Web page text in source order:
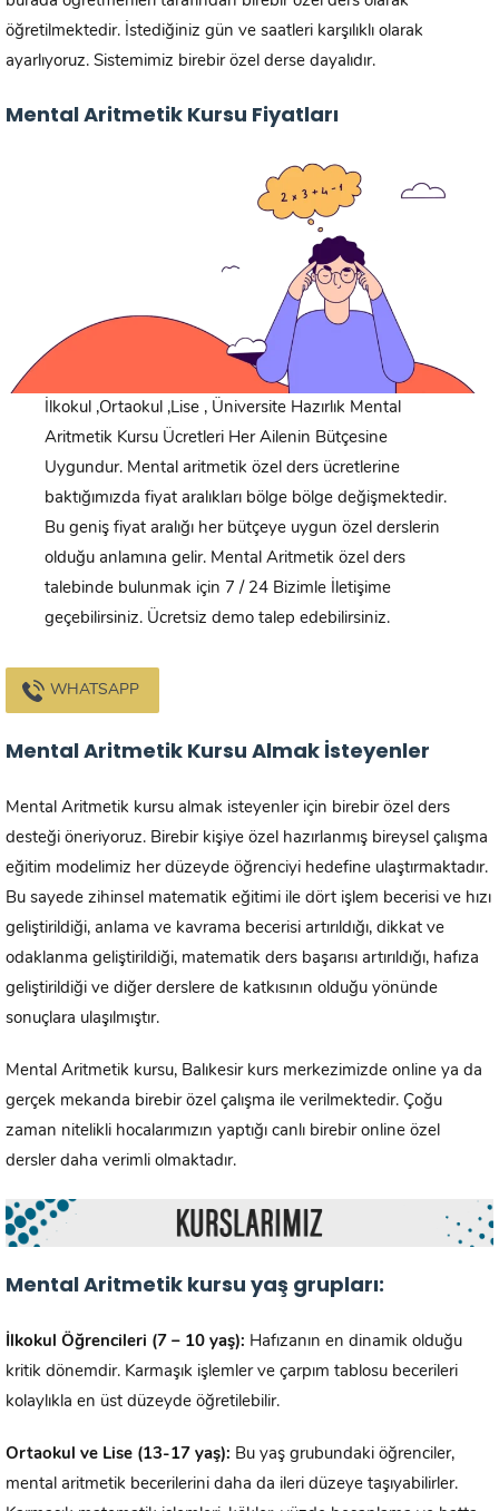
öğretilmektedir. İstediğiniz gün ve saatleri karşılıklı olarak
ayarlıyoruz. Sistemimiz birebir özel derse dayalıdır.
Mental Aritmetik Kursu Fiyatları
İlkokul ,Ortaokul ,Lise , Üniversite Hazırlık Mental
Aritmetik Kursu Ücretleri Her Ailenin Bütçesine
Uygundur. Mental aritmetik özel ders ücretlerine
baktığımızda fiyat aralıkları bölge bölge değişmektedir.
Bu geniş fiyat aralığı her bütçeye uygun özel derslerin
olduğu anlamına gelir. Mental Aritmetik özel ders
talebinde bulunmak için 7 / 24 Bizimle İletişime
geçebilirsiniz. Ücretsiz demo talep edebilirsiniz.
WHATSAPP
Mental Aritmetik Kursu Almak İsteyenler
Mental Aritmetik kursu almak isteyenler için birebir özel ders
desteği öneriyoruz. Birebir kişiye özel hazırlanmış bireysel çalışma
eğitim modelimiz her düzeyde öğrenciyi hedefine ulaştırmaktadır.
Bu sayede zihinsel matematik eğitimi ile dört işlem becerisi ve hızı
geliştirildiği, anlama ve kavrama becerisi artırıldığı, dikkat ve
odaklanma geliştirildiği, matematik ders başarısı artırıldığı, hafıza
geliştirildiği ve diğer derslere de katkısının olduğu yönünde
sonuçlara ulaşılmıştır.
Mental Aritmetik kursu, Balıkesir kurs merkezimizde online ya da
gerçek mekanda birebir özel çalışma ile verilmektedir. Çoğu
zaman nitelikli hocalarımızın yaptığı canlı birebir online özel
dersler daha verimli olmaktadır.
Mental Aritmetik kursu yaş grupları:
İlkokul Öğrencileri (7 – 10 yaş): Hafızanın en dinamik olduğu
kritik dönemdir. Karmaşık işlemler ve çarpım tablosu becerileri
kolaylıkla en üst düzeyde öğretilebilir.
Ortaokul ve Lise (13-17 yaş): Bu yaş grubundaki öğrenciler,
mental aritmetik becerilerini daha da ileri düzeye taşıyabilirler.